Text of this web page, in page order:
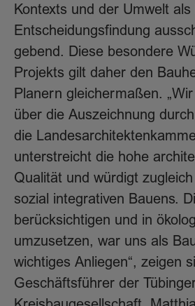
Kontexts und der Umwelt
Entscheidungsfindung
gebend. Diese besondere
Projekts gilt daher den
Planern gleichermaßen.
über die Auszeichnung durch
die
unterstreicht die hohe
Qualität und würdigt
sozial integrativen Bauens.
berücksichtigen und in
umzusetzen, war uns als
wichtiges Anliegen“, zeigen
Geschäftsführer der